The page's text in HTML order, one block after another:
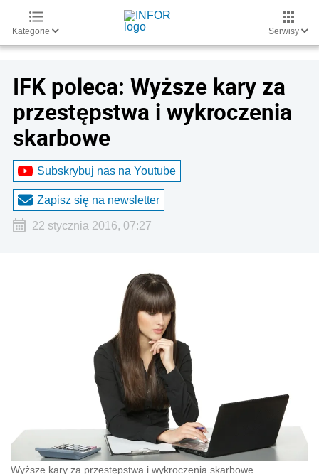
Kategorie Serwisy
IFK poleca: Wyższe kary za
przestępstwa i wykroczenia
skarbowe
Subskrybuj nas na Youtube
Zapisz się na newsletter
22 stycznia 2016, 07:27
Wyższe kary za przestępstwa i wykroczenia skarbowe